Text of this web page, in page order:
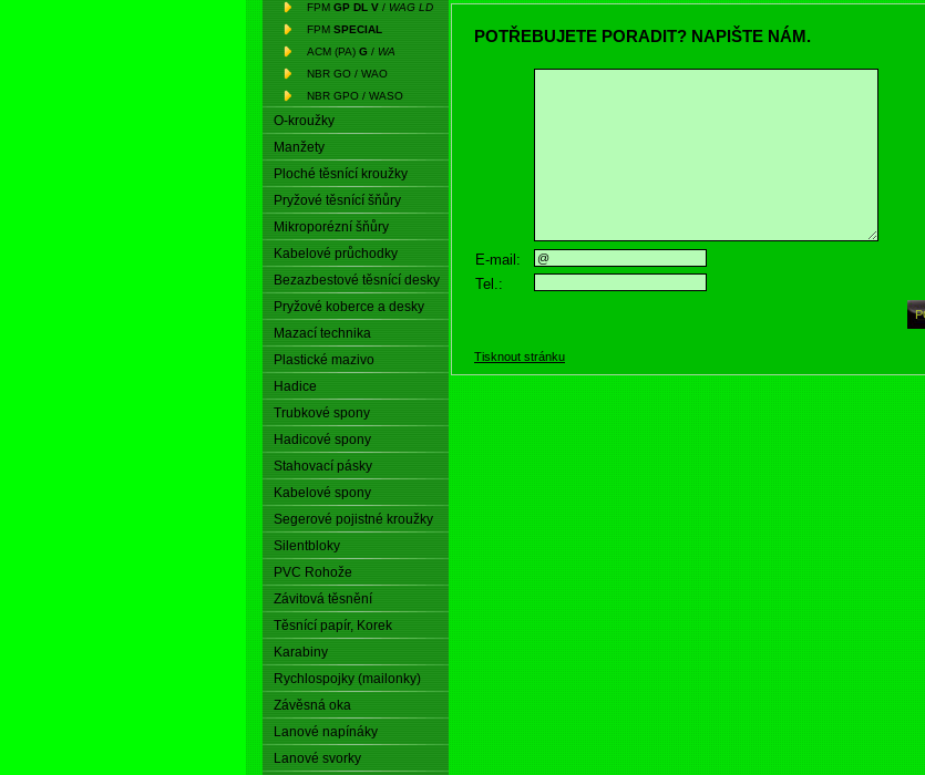
FPM GP DL V / WAG LD
FPM SPECIAL
ACM (PA) G / WA
NBR GO / WAO
NBR GPO / WASO
O-kroužky
Manžety
Ploché těsnící kroužky
Pryžové těsnící šňůry
Mikroporézní šňůry
Kabelové průchodky
Bezazbestové těsnící desky
Pryžové koberce a desky
Mazací technika
Plastické mazivo
Hadice
Trubkové spony
Hadicové spony
Stahovací pásky
Kabelové spony
Segerové pojistné kroužky
Silentbloky
PVC Rohože
Závitová těsnění
Těsnící papír, Korek
Karabiny
Rychlospojky (mailonky)
Závěsná oka
Lanové napínáky
Lanové svorky
POTŘEBUJETE PORADIT? NAPIŠTE NÁM.
E-mail:
Tel.:
Tisknout stránku